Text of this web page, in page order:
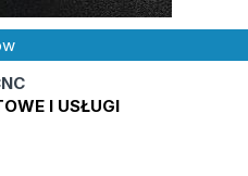
I USŁUGI